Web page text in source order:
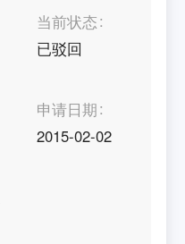
当前状态
已驳回
申请日期
2015-02-02